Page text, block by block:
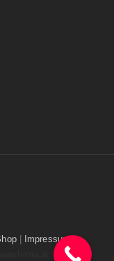
| Impressum|